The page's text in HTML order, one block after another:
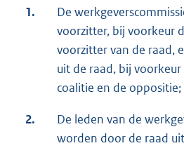
1.
De
voorzitter, bij voorkeur
voorzitter van de raad,
uit de raad, bij
coalitie en de oppositie;
2.
De leden van de
worden door de raad